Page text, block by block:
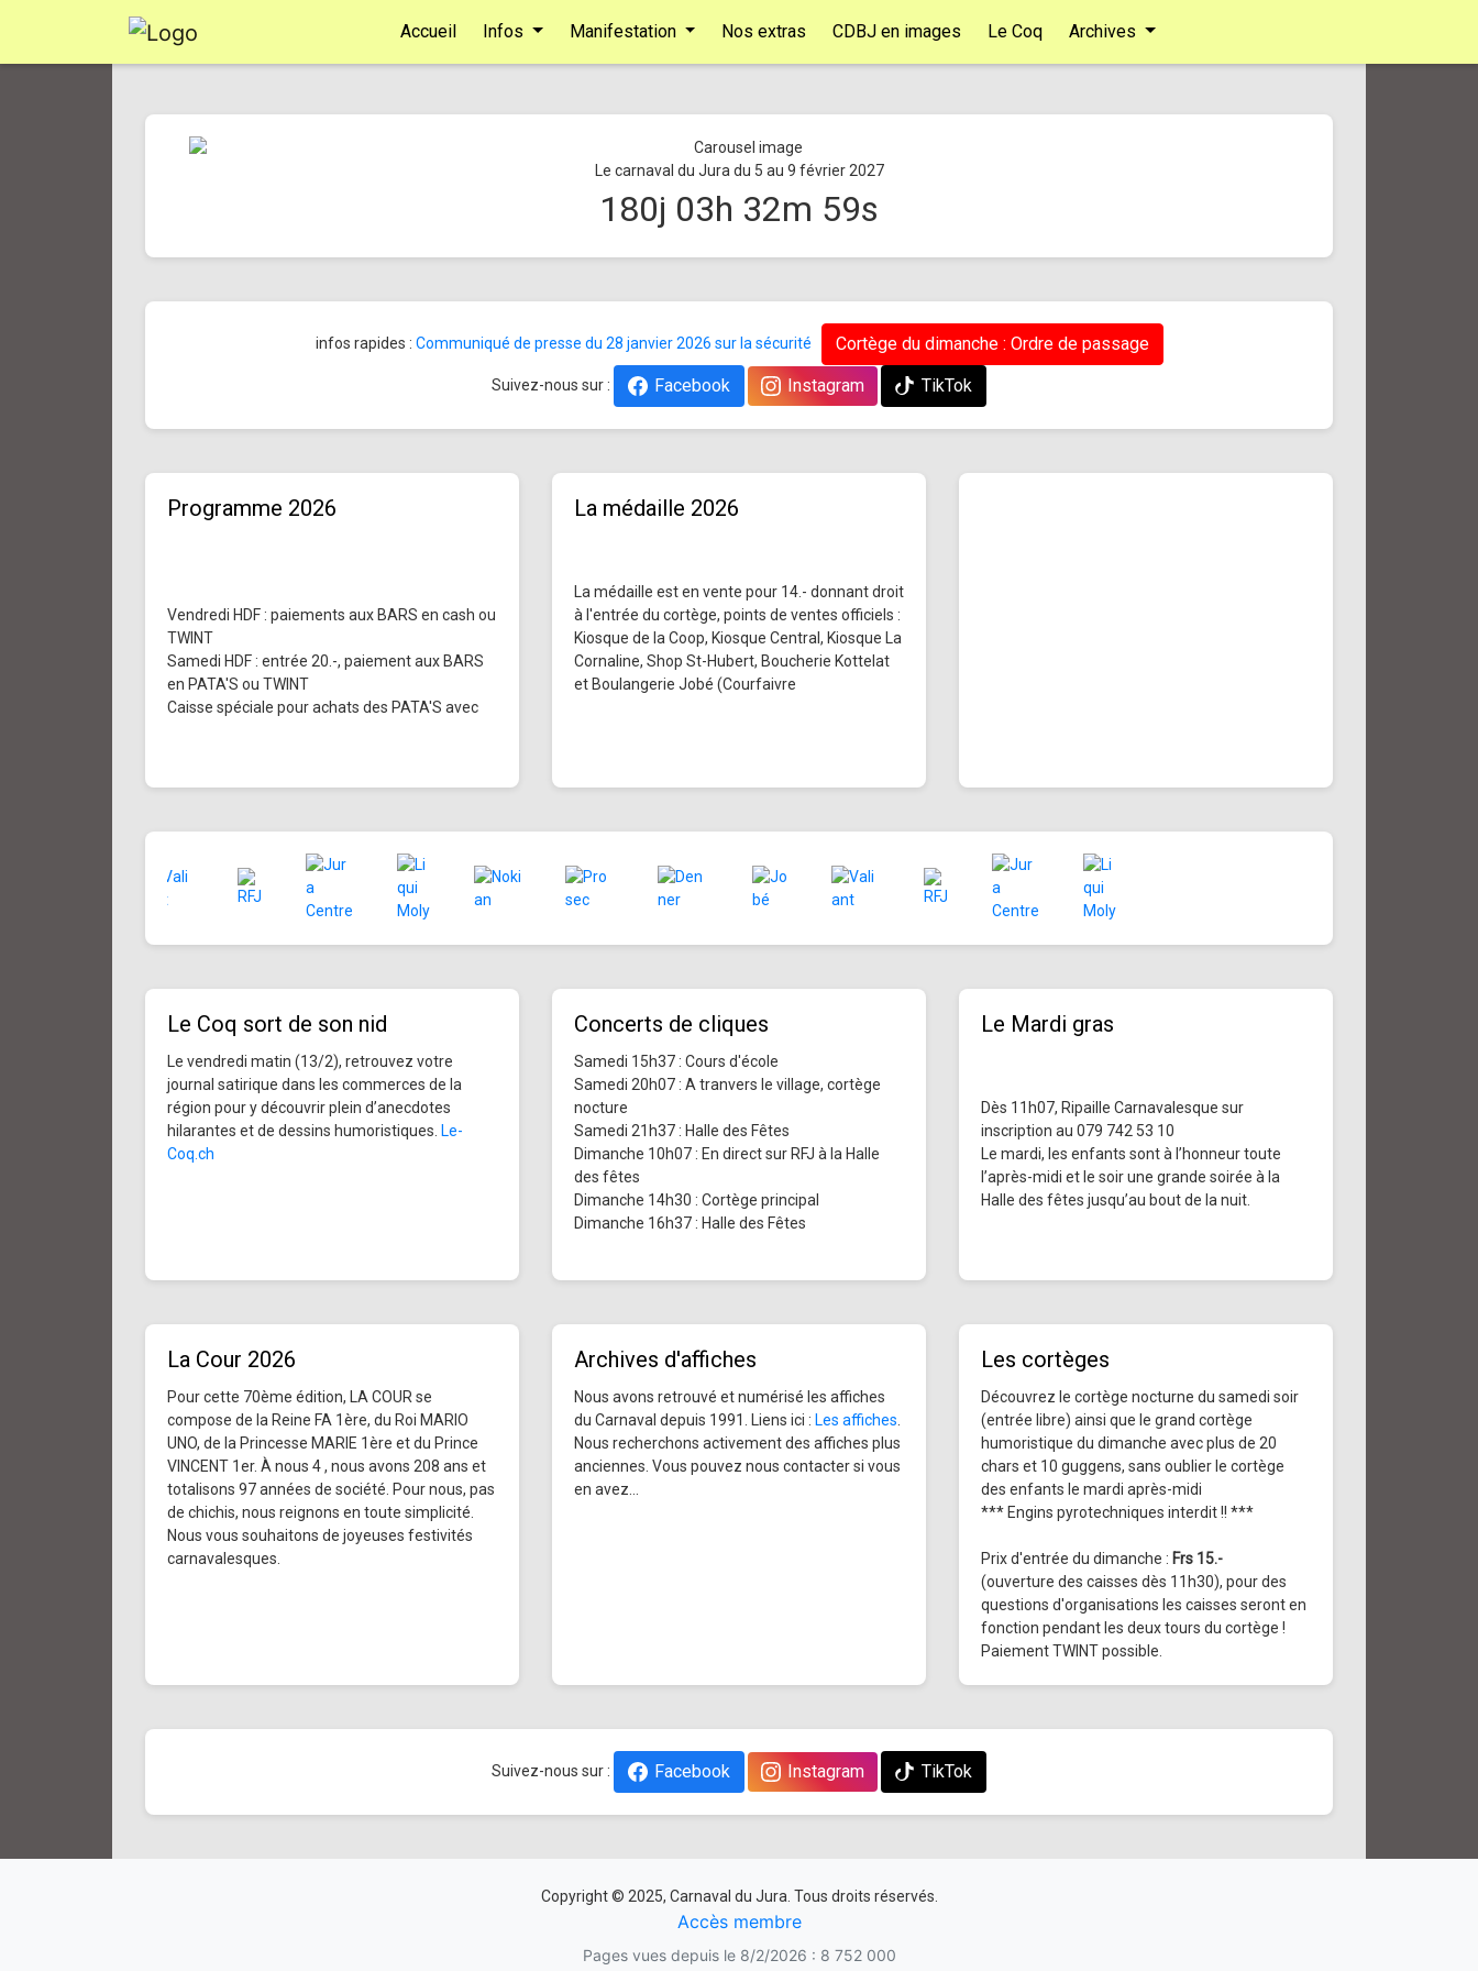
Accueil Infos Manifestation Nos extras CDBJ en images Le Coq Archives
Le carnaval du Jura du 5 au 9 février 2027
180j 03h 32m 58s
infos rapides : Communiqué de presse du 28 janvier 2026 sur la sécurité Cortège du dimanche : Ordre de passage
Suivez-nous sur : Facebook Instagram TikTok
Programme 2026
Vendredi HDF : paiements aux BARS en cash ou
TWINT
Samedi HDF : entrée 20.-, paiement aux BARS
en PATA'S ou TWINT
Caisse spéciale pour achats des PATA'S avec
La médaille 2026
La médaille est en vente pour 14.- donnant droit
à l'entrée du cortège, points de ventes officiels :
Kiosque de la Coop, Kiosque Central, Kiosque La
Cornaline, Shop St-Hubert, Boucherie Kottelat
et Boulangerie Jobé (Courfaivre
Le Coq sort de son nid
Le vendredi matin (13/2), retrouvez votre
journal satirique dans les commerces de la
région pour y découvrir plein d’anecdotes
hilarantes et de dessins humoristiques. Le-
Coq.ch
Concerts de cliques
Samedi 15h37 : Cours d'école
Samedi 20h07 : A tranvers le village, cortège
nocture
Samedi 21h37 : Halle des Fêtes
Dimanche 10h07 : En direct sur RFJ à la Halle
des fêtes
Dimanche 14h30 : Cortège principal
Dimanche 16h37 : Halle des Fêtes
Le Mardi gras
Dès 11h07, Ripaille Carnavalesque sur
inscription au 079 742 53 10
Le mardi, les enfants sont à l’honneur toute
l’après-midi et le soir une grande soirée à la
Halle des fêtes jusqu’au bout de la nuit.
La Cour 2026
Pour cette 70ème édition, LA COUR se
compose de la Reine FA 1ère, du Roi MARIO
UNO, de la Princesse MARIE 1ère et du Prince
VINCENT 1er. À nous 4 , nous avons 208 ans et
totalisons 97 années de société. Pour nous, pas
de chichis, nous reignons en toute simplicité.
Nous vous souhaitons de joyeuses festivités
carnavalesques.
Archives d'affiches
Nous avons retrouvé et numérisé les affiches
du Carnaval depuis 1991. Liens ici : Les affiches
Nous recherchons activement des affiches plus
anciennes. Vous pouvez nous contacter si vous
en avez...
Les cortèges
Découvrez le cortège nocturne du samedi soir
(entrée libre) ainsi que le grand cortège
humoristique du dimanche avec plus de 20
chars et 10 guggens, sans oublier le cortège
des enfants le mardi après-midi
*** Engins pyrotechniques interdit !! ***
Prix d'entrée du dimanche : Frs 15.-
(ouverture des caisses dès 11h30), pour des
questions d'organisations les caisses seront en
fonction pendant les deux tours du cortège !
Paiement TWINT possible.
Suivez-nous sur : Facebook Instagram TikTok
Copyright © 2025, Carnaval du Jura. Tous droits réservés.
Accès membre
Pages vues depuis le 8/2/2026 : 8 752 000